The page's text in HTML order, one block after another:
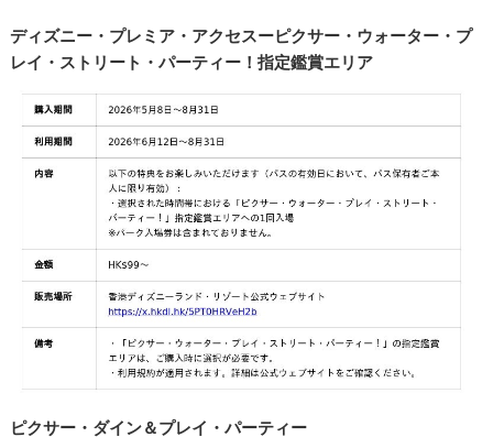
ディズニー・プレミア・アクセスーピクサー・ウォーター・プ
レイ・ストリート・パーティー！指定鑑賞エリア
ピクサー・ダイン＆プレイ・パーティー